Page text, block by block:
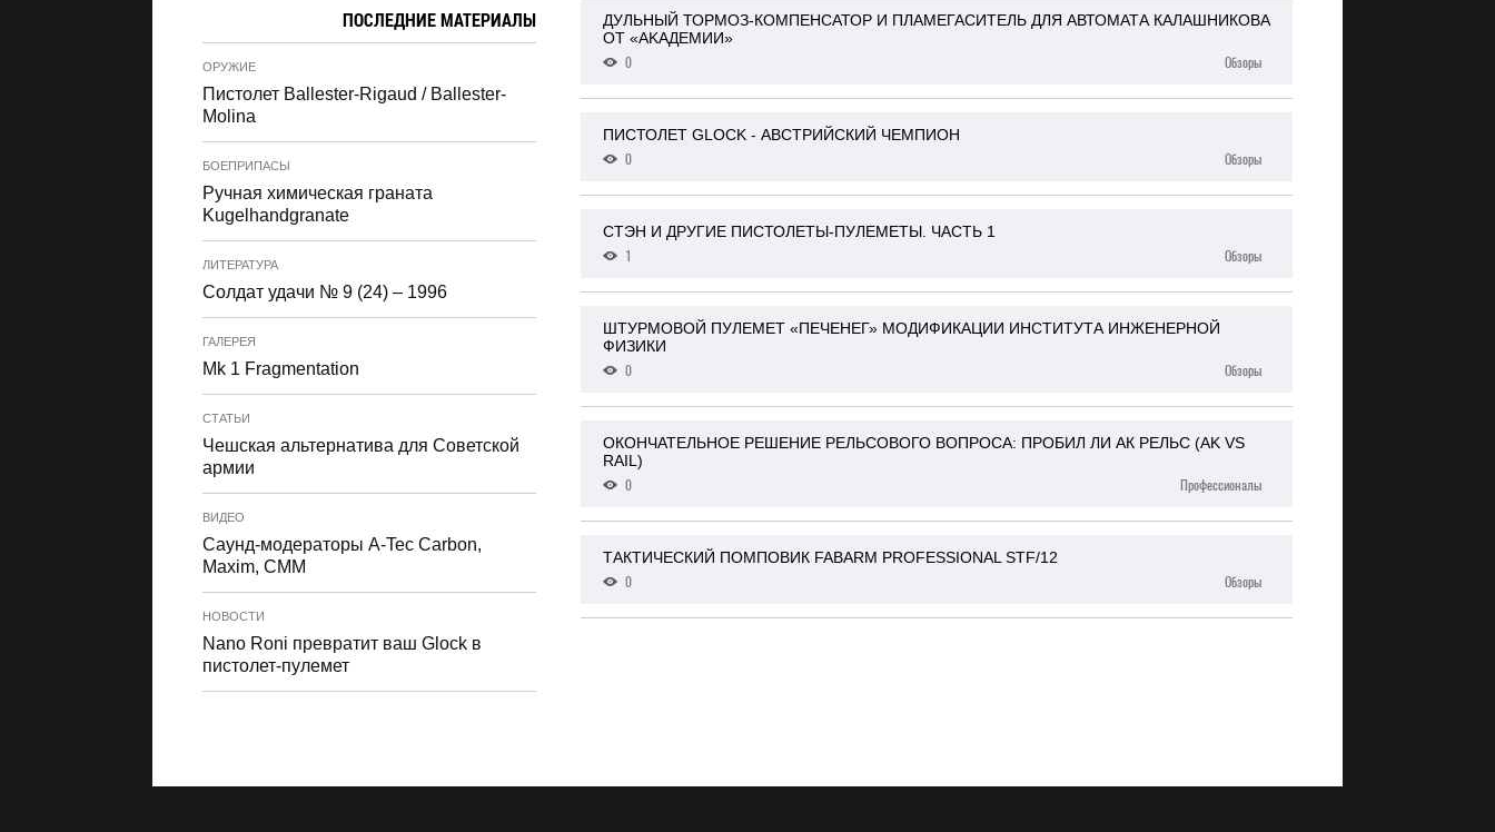
ДУЛЬНЫЙ ТОРМОЗ-КОМПЕНСАТОР И ПЛАМЕГАСИТЕЛЬ ДЛЯ АВТОМАТА КАЛАШНИКОВА
ОТ «AKАДЕМИИ»
0
Обзоры
ПИСТОЛЕТ GLOCK - АВСТРИЙСКИЙ ЧЕМПИОН
0
Обзоры
СТЭН И ДРУГИЕ ПИСТОЛЕТЫ-ПУЛЕМЕТЫ. ЧАСТЬ 1
1
Обзоры
ШТУРМОВОЙ ПУЛЕМЕТ «ПЕЧЕНЕГ» МОДИФИКАЦИИ ИНСТИТУТА ИНЖЕНЕРНОЙ
ФИЗИКИ
0
Обзоры
ОКОНЧАТЕЛЬНОЕ РЕШЕНИЕ РЕЛЬСОВОГО ВОПРОСА: ПРОБИЛ ЛИ АК РЕЛЬС (AK VS
RAIL)
0
Профессионалы
ТАКТИЧЕСКИЙ ПОМПОВИК FABARM PROFESSIONAL STF/12
0
Обзоры
ПОСЛЕДНИЕ МАТЕРИАЛЫ
ОРУЖИЕ
Пистолет Ballester-Rigaud / Ballester-
Molina
БОЕПРИПАСЫ
Ручная химическая граната
Kugelhandgranate
ЛИТЕРАТУРА
Солдат удачи № 9 (24) – 1996
ГАЛЕРЕЯ
Mk 1 Fragmentation
СТАТЬИ
Чешская альтернатива для Советской
армии
ВИДЕО
Cаунд-модераторы A-Tec Carbon,
Maxim, CMM
НОВОСТИ
Nano Roni превратит ваш Glock в
пистолет-пулемет